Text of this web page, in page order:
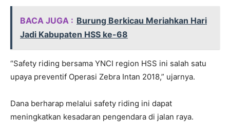
BACA JUGA : Burung Berkicau Meriahkan Hari
Jadi Kabupaten HSS ke-68
“Safety riding bersama YNCI region HSS ini salah satu
upaya preventif Operasi Zebra Intan 2018,” ujarnya.
Dana berharap melalui safety riding ini dapat
meningkatkan kesadaran pengendara di jalan raya.